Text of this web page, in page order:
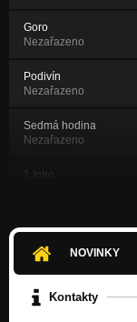
Goro
Nezařazeno
Podivín
Nezařazeno
Sedmá hodina
Nezařazeno
1.Intro
3.I'll save you
Nezařazeno
NOVINKY
Kontakty